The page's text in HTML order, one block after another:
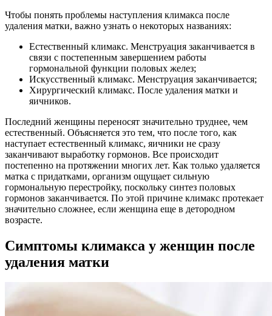
Чтобы понять проблемы наступления климакса после
удаления матки, важно узнать о некоторых названиях:
Естественный климакс. Менструация заканчивается в
связи с постепенным завершением работы
гормональной функции половых желез;
Искусственный климакс. Менструация заканчивается;
Хирургический климакс. После удаления матки и
яичников.
Последний женщины переносят значительно труднее, чем
естественный. Объясняется это тем, что после того, как
наступает естественный климакс, яичники не сразу
заканчивают выработку гормонов. Все происходит
постепенно на протяжении многих лет. Как только удаляется
матка с придатками, организм ощущает сильную
гормональную перестройку, поскольку синтез половых
гормонов заканчивается. По этой причине климакс протекает
значительно сложнее, если женщина еще в детородном
возрасте.
Симптомы климакса у женщин после
удаления матки